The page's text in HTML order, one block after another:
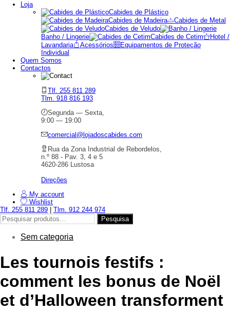
Loja
Cabides de Plástico
Cabides de Madeira
Cabides de Metal
Cabides de Veludo
Banho / Lingerie
Cabides de Cetim
Hotel /
Lavandaria
Acessórios
Equipamentos de Proteção
Individual
Quem Somos
Contactos
Tlf. 255 811 289
Tlm. 918 816 193
Segunda — Sexta,
9:00 — 19:00
comercial@lojadoscabides.com
Rua da Zona Industrial de Rebordelos,
n.º 88 - Pav. 3, 4 e 5
4620-286 Lustosa
Direções
My account
Wishlist
Tlf. 255 811 289
Tlm. 912 244 974
Pesquisar
por:
Pesquisa
Sem categoria
Les tournois festifs :
comment les bonus de Noël
et d’Halloween transforment